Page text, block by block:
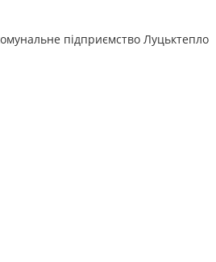
підприємство Луцьктепло